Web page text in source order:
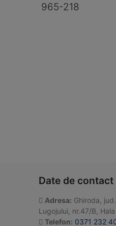
965-218
Date de contact
Adresa: Ghiroda,
Lugojului, nr.47/B,
Telefon: 0371 232